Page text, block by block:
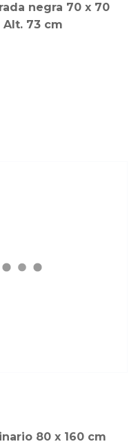
negra 70 x 70
Alt. 73 cm
80 x 160 cm